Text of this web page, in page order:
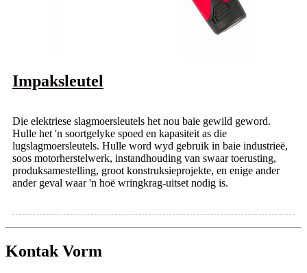
Impaksleutel
Die elektriese slagmoersleutels het nou baie gewild geword.
Hulle het 'n soortgelyke spoed en kapasiteit as die
lugslagmoersleutels. Hulle word wyd gebruik in baie industrieë,
soos motorherstelwerk, instandhouding van swaar toerusting,
produksamestelling, groot konstruksieprojekte, en enige ander
ander geval waar 'n hoë wringkrag-uitset nodig is.
Kontak Vorm